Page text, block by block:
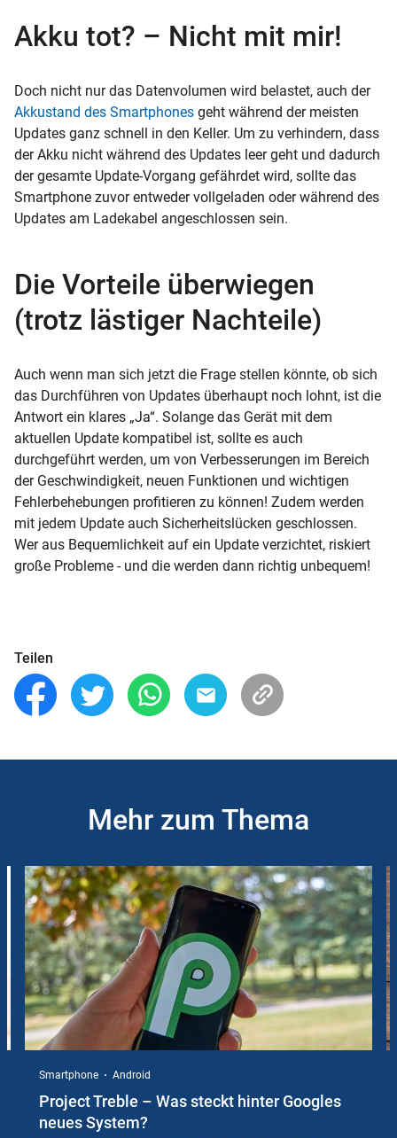
Akku tot? – Nicht mit mir!
Doch nicht nur das Datenvolumen wird belastet, auch der
Akkustand des Smartphones geht während der meisten
Updates ganz schnell in den Keller. Um zu verhindern, dass
der Akku nicht während des Updates leer geht und dadurch
der gesamte Update-Vorgang gefährdet wird, sollte das
Smartphone zuvor entweder vollgeladen oder während des
Updates am Ladekabel angeschlossen sein.
Die Vorteile überwiegen
(trotz lästiger Nachteile)
Auch wenn man sich jetzt die Frage stellen könnte, ob sich
das Durchführen von Updates überhaupt noch lohnt, ist die
Antwort ein klares „Ja“. Solange das Gerät mit dem
aktuellen Update kompatibel ist, sollte es auch
durchgeführt werden, um von Verbesserungen im Bereich
der Geschwindigkeit, neuen Funktionen und wichtigen
Fehlerbehebungen profitieren zu können! Zudem werden
mit jedem Update auch Sicherheitslücken geschlossen.
Wer aus Bequemlichkeit auf ein Update verzichtet, riskiert
große Probleme - und die werden dann richtig unbequem!
Teilen
Mehr zum Thema
Instructions
Smartphone Android
Project Treble – Was steckt hinter Googles
neues System?